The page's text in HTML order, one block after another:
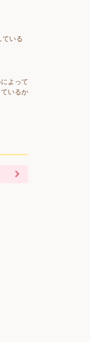
ている
よって
いるか